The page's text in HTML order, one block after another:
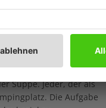
entwickeln die Art, in der
dazu gerne auf
in unsere Messen
mehr und besser in
Suppe. Jeder, der als
Die Aufgabe